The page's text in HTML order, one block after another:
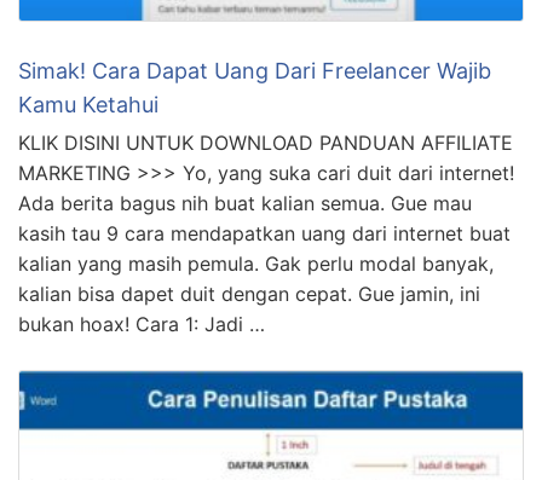
Simak! Cara Dapat Uang Dari Freelancer Wajib
Kamu Ketahui
KLIK DISINI UNTUK DOWNLOAD PANDUAN AFFILIATE
MARKETING >>> Yo, yang suka cari duit dari internet!
Ada berita bagus nih buat kalian semua. Gue mau
kasih tau 9 cara mendapatkan uang dari internet buat
kalian yang masih pemula. Gak perlu modal banyak,
kalian bisa dapet duit dengan cepat. Gue jamin, ini
bukan hoax! Cara 1: Jadi …